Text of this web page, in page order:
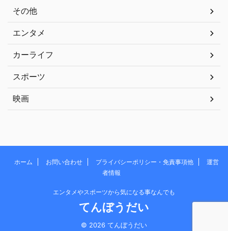
その他
エンタメ
カーライフ
スポーツ
映画
ホーム お問い合わせ プライバシーポリシー・免責事項他
運営
者情報
エンタメやスポーツから気になる事なんでも
てんぼうだい
© 2026 てんぼうだい